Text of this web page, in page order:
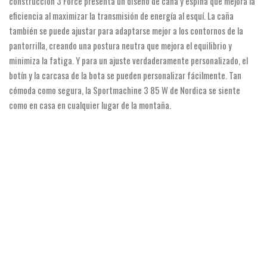
eficiencia al maximizar la transmisión de energía al esquí. La caña
también se puede ajustar para adaptarse mejor a los contornos de la
pantorrilla, creando una postura neutra que mejora el equilibrio y
minimiza la fatiga. Y para un ajuste verdaderamente personalizado, el
botín y la carcasa de la bota se pueden personalizar fácilmente. Tan
cómoda como segura, la Sportmachine 3 85 W de Nordica se siente
como en casa en cualquier lugar de la montaña.